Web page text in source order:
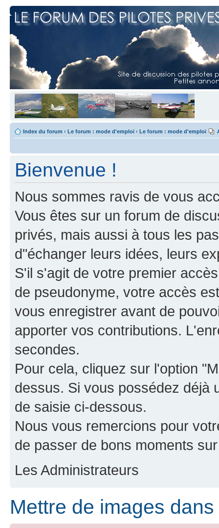
Index du forum ‹ Le forum : mode d'emploi ‹ Le forum : mode d'emploi
Bienvenue !
Nous sommes ravis de vous
Vous êtes sur un forum de
privés, mais aussi à tous les
d"échanger leurs idées, leurs
S'il s'agit de votre premier
de pseudonyme, votre accès
vous enregistrer avant de
apporter vos contributions.
secondes.
Pour cela, cliquez sur l'option
dessus. Si vous possédez déjà
de saisie ci-dessous.
Nous vous remercions pour
de passer de bons moments
Les Administrateurs
Mettre de images